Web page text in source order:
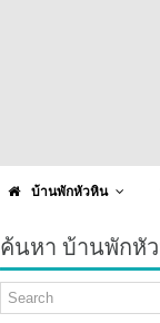
บ้านพักหัวหิน
ค้นหา บ้านพักหั